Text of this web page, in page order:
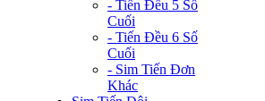
- Tiến Đều 5 Số
Cuối
- Tiến Đều 6 Số
Cuối
- Sim Tiến Đơn
Khác